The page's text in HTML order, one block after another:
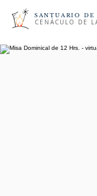
SANTUARIO DE
CENÁCULO DE